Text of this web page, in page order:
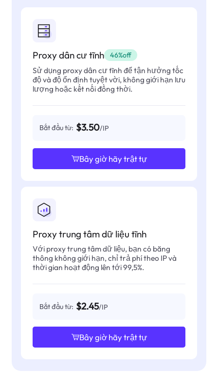
Proxy dân cư tĩnh 46%off
Sử dụng proxy dân cư tĩnh để tận hưởng tốc
độ và độ ổn định tuyệt vời, không giới hạn lưu
lượng hoặc kết nối đồng thời.
Bắt đầu từ: $3.50/IP
Bây giờ hãy trật tự
Proxy trung tâm dữ liệu tĩnh
Với proxy trung tâm dữ liệu, bạn có băng
thông không giới hạn, chỉ trả phí theo IP và
thời gian hoạt động lên tới 99,5%.
Bắt đầu từ: $2.45/IP
Bây giờ hãy trật tự